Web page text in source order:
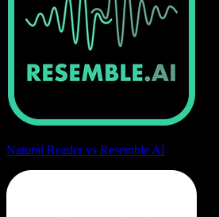
Natural Reader vs Resemble AI